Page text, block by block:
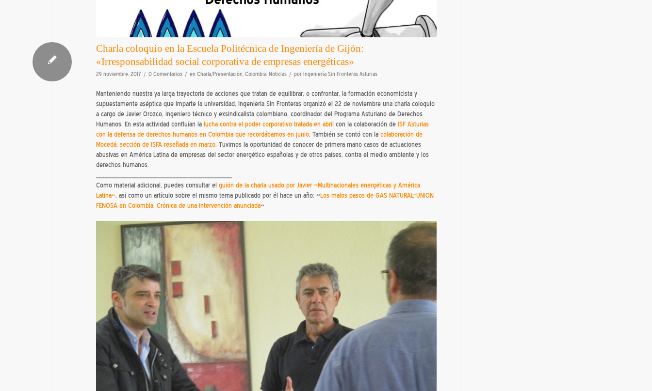
Charla coloquio en la Escuela Politécnica de Ingeniería de Gijón:
«Irresponsabilidad social corporativa de empresas energéticas»
29 noviembre, 2017 / 0 Comentarios / en Charla/Presentación, Colombia, Noticias / por Ingeniería Sin Fronteras Asturias
Manteniendo nuestra ya larga trayectoria de acciones que tratan de equilibrar, o confrontar, la formación economicista y
supuestamente aséptica que imparte la universidad, Ingeniería Sin Fronteras organizó el 22 de noviembre una charla coloquio
a cargo de Javier Orozco, ingeniero técnico y exsindicalista colombiano, coordinador del Programa Asturiano de Derechos
Humanos. En esta actividad confluían la lucha contra el poder corporativo tratada en abril con la colaboración de ISF Asturias
con la defensa de derechos humanos en Colombia que recordábamos en junio. También se contó con la colaboración de
Mocedá, sección de ISFA reseñada en marzo. Tuvimos la oportunidad de conocer de primera mano casos de actuaciones
abusivas en América Latina de empresas del sector energético españolas y de otros países, contra el medio ambiente y los
derechos humanos.
Como material adicional, puedes consultar el guión de la charla usado por Javier «Multinacionales energéticas y América
Latina», así como un artículo sobre el mismo tema publicado por él hace un año: «Los malos pasos de GAS NATURAL–UNION
FENOSA en Colombia. Crónica de una intervención anunciada»